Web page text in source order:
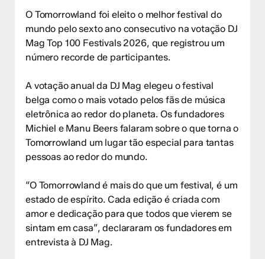
O Tomorrowland foi eleito o melhor festival do
mundo pelo sexto ano consecutivo na votação DJ
Mag Top 100 Festivals 2026, que registrou um
número recorde de participantes.
A votação anual da DJ Mag elegeu o festival
belga como o mais votado pelos fãs de música
eletrônica ao redor do planeta. Os fundadores
Michiel e Manu Beers falaram sobre o que torna o
Tomorrowland um lugar tão especial para tantas
pessoas ao redor do mundo.
“O Tomorrowland é mais do que um festival, é um
estado de espírito. Cada edição é criada com
amor e dedicação para que todos que vierem se
sintam em casa”, declararam os fundadores em
entrevista à DJ Mag.